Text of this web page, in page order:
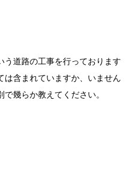
う道路の工事を行っております
は含まれていますか、いません
幾らか教えてください。